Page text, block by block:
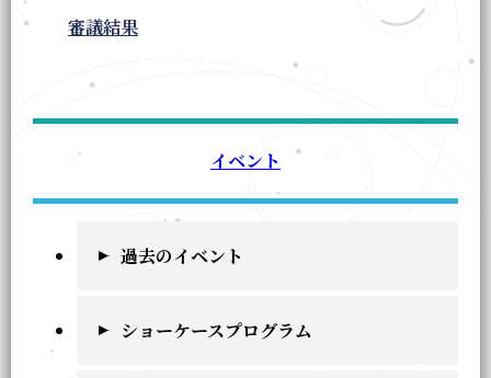
イベント
過去のイベント
ショーケースプログラム
審議結果